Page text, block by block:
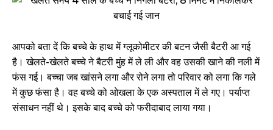
आपको बता दें कि बच्चे के हाथ में ग्लूकोमीटर की बटन जैसी बैटरी आ गई
है। खेलते-खेलते बच्चे ने बैटरी मुंह में ले ली और वह उसकी खाने की नली में
फंस गई। बच्चा जब खांसने लगा और रोने लगा तो परिवार को लगा कि गले
में कुछ फंसा है। वह बच्चे को ओखला के एक अस्पताल में ले गए। पर्याप्त
संसाधन नहीं थे। इसके बाद बच्चे को फरीदाबाद लाया गया।